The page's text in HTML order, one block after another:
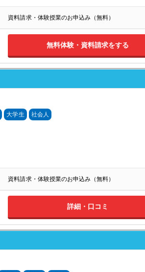
資料請求・体験授業のお申込み（無料）
無料体験・資料請求をする
大学生 社会人
資料請求・体験授業のお申込み（無料）
詳細・口コミ